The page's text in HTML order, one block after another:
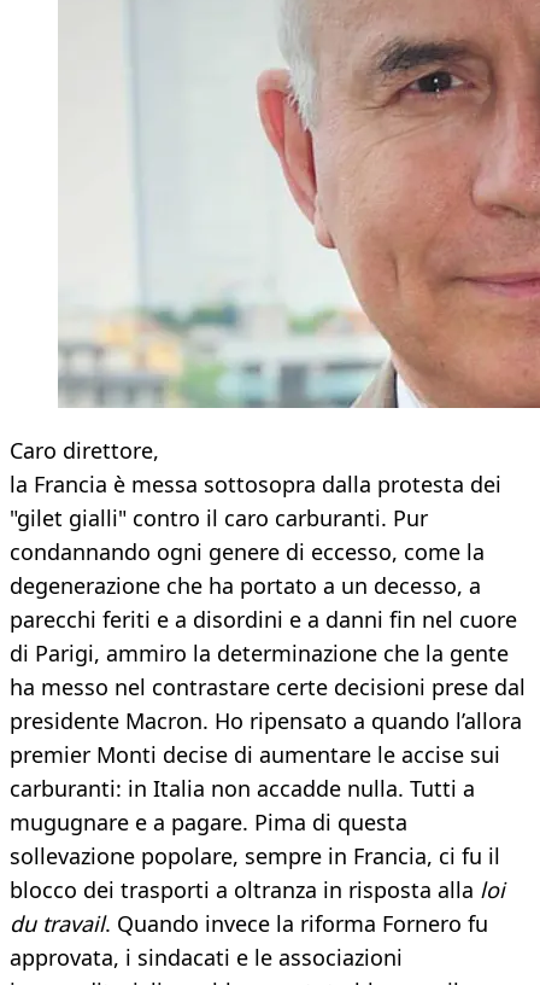
Caro direttore,
la Francia è messa sottosopra dalla protesta dei
"gilet gialli" contro il caro carburanti. Pur
condannando ogni genere di eccesso, come la
degenerazione che ha portato a un decesso, a
parecchi feriti e a disordini e a danni fin nel cuore
di Parigi, ammiro la determinazione che la gente
ha messo nel contrastare certe decisioni prese dal
presidente Macron. Ho ripensato a quando l’allora
premier Monti decise di aumentare le accise sui
carburanti: in Italia non accadde nulla. Tutti a
mugugnare e a pagare. Pima di questa
sollevazione popolare, sempre in Francia, ci fu il
blocco dei trasporti a oltranza in risposta alla loi
du travail. Quando invece la riforma Fornero fu
approvata, i sindacati e le associazioni